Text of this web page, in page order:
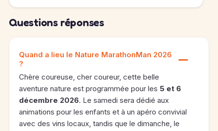
Questions réponses
Quand a lieu le Nature MarathonMan 2026
?
Chère coureuse, cher coureur, cette belle
aventure nature est programmée pour les 5 et 6
décembre 2026. Le samedi sera dédié aux
animations pour les enfants et à un apéro convivial
avec des vins locaux, tandis que le dimanche, le